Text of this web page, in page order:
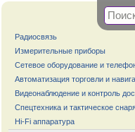
Радиосвязь
Измерительные приборы
Сетевое оборудование и
Автоматизация торговли и
Видеонаблюдение и контроль
Спецтехника и тактическое
Hi-Fi аппаратура